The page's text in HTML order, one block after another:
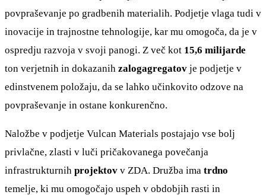
povpraševanje po gradbenih materialih. Podjetje vlaga tudi v
inovacije in trajnostne tehnologije, kar mu omogoča, da je v
ospredju razvoja v svoji panogi. Z več kot 15,6 milijarde
ton verjetnih in dokazanih zalogagregatov je podjetje v
edinstvenem položaju, da se lahko učinkovito odzove na
povpraševanje in ostane konkurenčno.
Naložbe v podjetje Vulcan Materials postajajo vse bolj
privlačne, zlasti v luči pričakovanega povečanja
infrastrukturnih projektov v ZDA. Družba ima trdno
temelje, ki mu omogočajo uspeh v obdobjih rasti in